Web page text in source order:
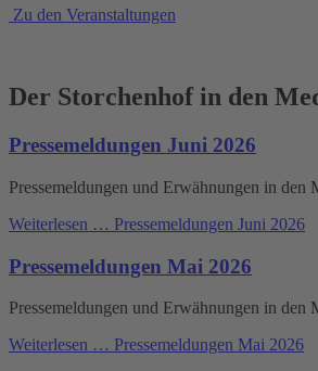
Zu den Veranstaltungen
Der Storchenhof in den
Pressemeldungen Juni 2026
Pressemeldungen und Erwähnungen in den
Weiterlesen … Pressemeldungen Juni 2026
Pressemeldungen Mai 2026
Pressemeldungen und Erwähnungen in den
Weiterlesen … Pressemeldungen Mai 2026